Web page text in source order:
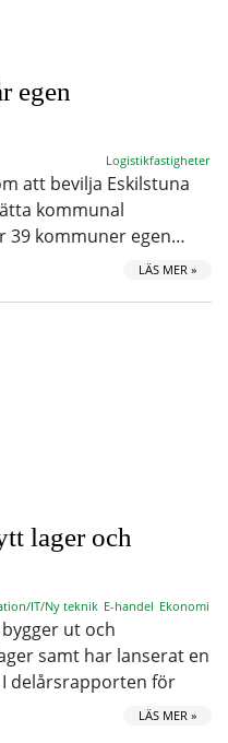
egen
Logistikfastigheter
att bevilja Eskilstuna
kommunal
39 kommuner egen…
LÄS MER »
lager och
IT/Ny teknik E-handel Ekonomi
ut och
samt har lanserat en
delårsrapporten för
LÄS MER »